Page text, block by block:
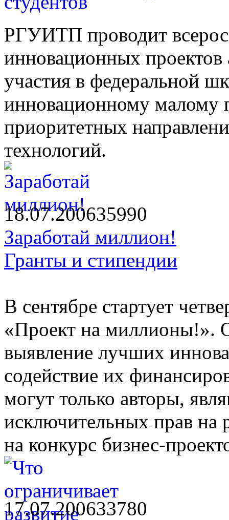
РГУИТП проводит
инновационных проектов
участия в федеральной
инновационному малому
приоритетных
технологий.
18.07.200635990
Заработай миллион!
Гранты и стипендии
В сентябре стартует
«Проект на миллионы!».
выявление лучших
содействие их
могут только авторы,
исключительных прав на
на конкурс бизнес-
17.07.200633780